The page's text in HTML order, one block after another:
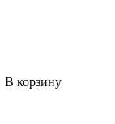
В корзину